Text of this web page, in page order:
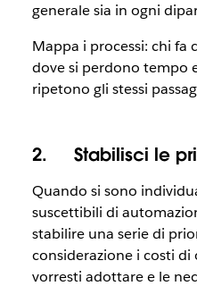
generale sia in ogni
Mappa i processi: chi fa
dove si perdono tempo
ripetono gli stessi
2. Stabilisci le
Quando si sono
suscettibili di
stabilire una serie di
considerazione i costi
vorresti adottare e le